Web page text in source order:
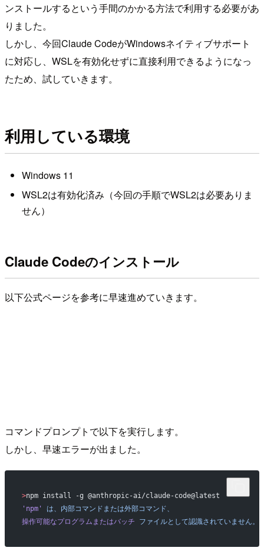
ンストールするという手間のかかる方法で利用する必要があ
りました。
しかし、今回Claude CodeがWindowsネイティブサポート
に対応し、WSLを有効化せずに直接利用できるようになっ
たため、試していきます。
利用している環境
Windows 11
WSL2は有効化済み（今回の手順でWSL2は必要ありま
せん）
Claude Codeのインストール
以下公式ページを参考に早速進めていきます。
コマンドプロンプトで以下を実行します。
しかし、早速エラーが出ました。
>npm install -g @anthropic-ai/claude-code@latest
'npm'
は、内部コマンドまたは外部コマンド、
操作可能なプログラムまたはバッチ ファイルとして認識されていません。